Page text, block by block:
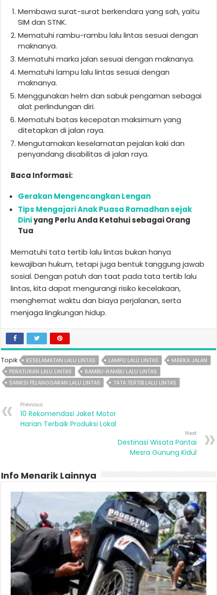
Membawa surat-surat berkendara yang sah, yaitu
SIM dan STNK.
Mematuhi rambu-rambu lalu lintas sesuai dengan
maknanya.
Mematuhi marka jalan sesuai dengan maknanya.
Mematuhi lampu lalu lintas sesuai dengan
maknanya.
Menggunakan helm dan sabuk pengaman sebagai
alat perlindungan diri.
Mematuhi batas kecepatan maksimum yang
ditetapkan di jalan raya.
Mengutamakan keselamatan pejalan kaki dan
penyandang disabilitas di jalan raya.
Baca Informasi:
Gerakan Mengencangkan Lengan
Tips Mengajari Anak Puasa Ramadhan sejak
Diniyang Perlu Anda Ketahui sebagai Orang
Tua
Mematuhi tata tertib lalu lintas bukan hanya
kewajiban hukum, tetapi juga bentuk tanggung jawab
sosial. Dengan patuh dan taat pada tata tertib lalu
lintas, kita dapat mengurangi risiko kecelakaan,
menghemat waktu dan biaya perjalanan, serta
menjaga lingkungan hidup.
Topik KESELAMATAN LALU LINTAS LAMPU LALU LINTAS
MARKA JALAN
PERATURAN LALU LINTAS
RAMBU-RAMBU LALU LINTAS
SANKSI PELANGGARAN LALU LINTAS
TATA TERTIB LALU LINTAS
Previous
10 Rekomendasi Jaket Motor
Harian Terbaik Produksi Lokal
Next
Destinasi Wisata Pantai
Mesra Gunung Kidul
Info Menarik Lainnya